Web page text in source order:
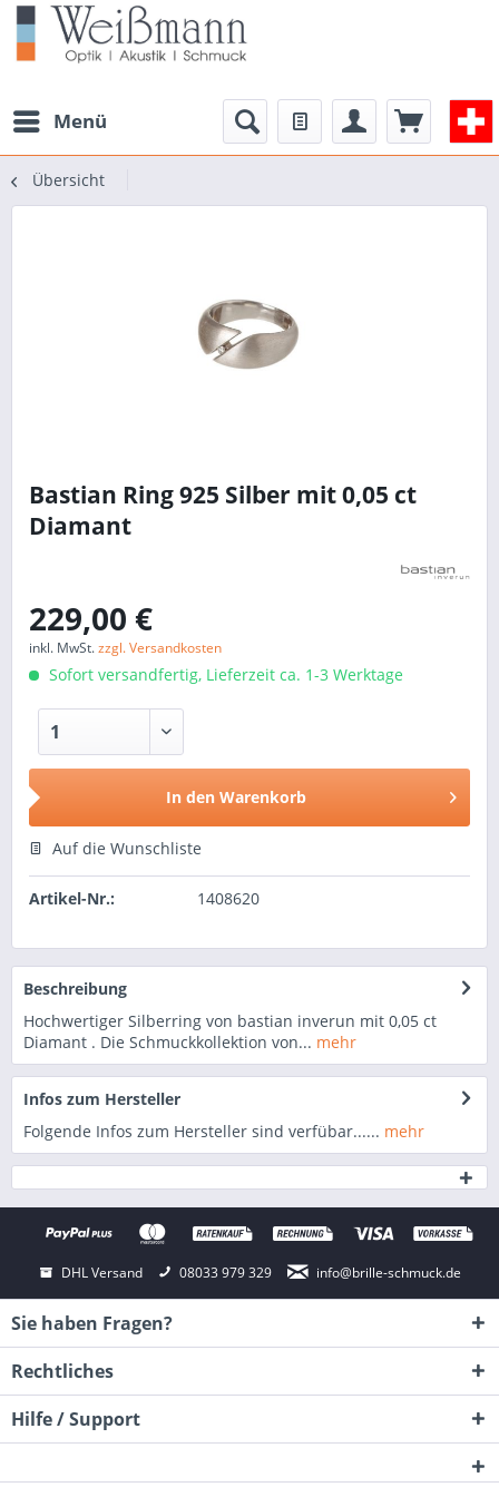
Menü
Übersicht
Bastian Ring 925 Silber mit 0,05 ct
Diamant
229,00 €
inkl. MwSt.zzgl. Versandkosten
Sofort versandfertig, Lieferzeit ca. 1-3 Werktage
In den Warenkorb
Auf die Wunschliste
Artikel-Nr.: 1408620
Beschreibung
Hochwertiger Silberring von bastian inverun mit 0,05 ct
Diamant . Die Schmuckkollektion von... mehr
Infos zum Hersteller
Folgende Infos zum Hersteller sind verfübar...... mehr
DHL Versand 08033 979 329 info@brille-schmuck.de
Sie haben Fragen?
Rechtliches
Hilfe / Support